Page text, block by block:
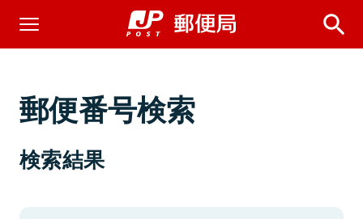
郵便番号検索
検索結果